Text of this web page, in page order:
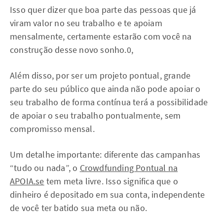
Isso quer dizer que boa parte das pessoas que já
viram valor no seu trabalho e te apoiam
mensalmente, certamente estarão com você na
construção desse novo sonho.0,
Além disso, por ser um projeto pontual, grande
parte do seu público que ainda não pode apoiar o
seu trabalho de forma contínua terá a possibilidade
de apoiar o seu trabalho pontualmente, sem
compromisso mensal.
Um detalhe importante: diferente das campanhas
“tudo ou nada”, o Crowdfunding Pontual na
APOIA.se tem meta livre. Isso significa que o
dinheiro é depositado em sua conta, independente
de você ter batido sua meta ou não.